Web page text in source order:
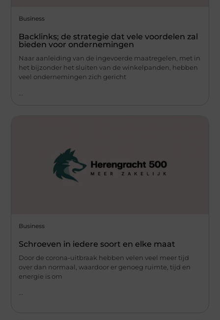
Business
Backlinks; de strategie dat vele voordelen zal
bieden voor ondernemingen
Naar aanleiding van de ingevoerde maatregelen, met in
het bijzonder het sluiten van de winkelpanden, hebben
veel ondernemingen zich gericht
Business
Schroeven in iedere soort en elke maat
Door de corona-uitbraak hebben velen veel meer tijd
over dan normaal, waardoor er genoeg ruimte, tijd en
energie is om
...